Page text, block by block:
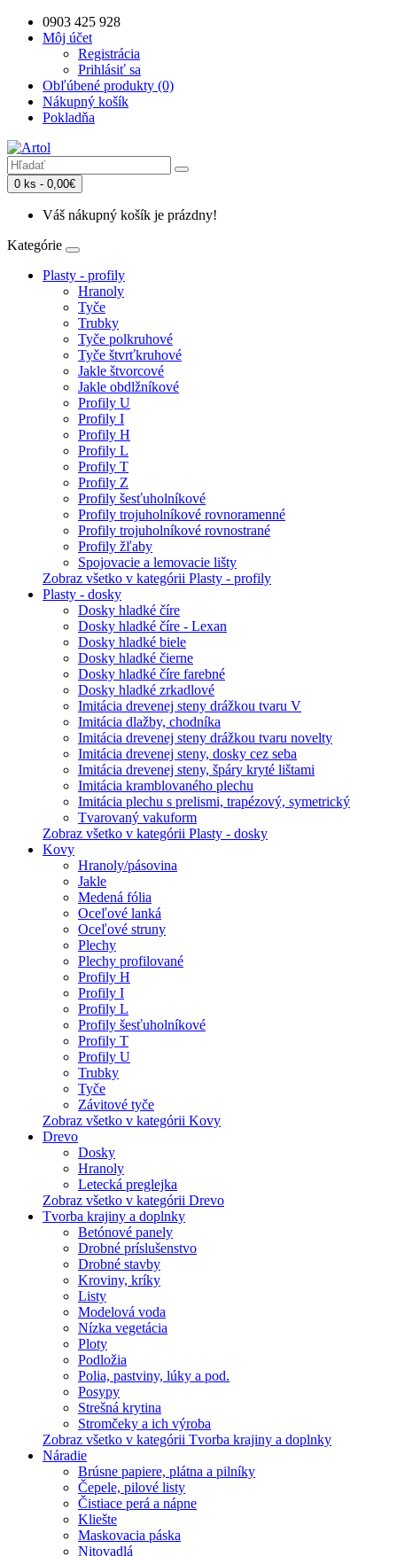
0903 425 928
Môj účet
Registrácia
Prihlásiť sa
Obľúbené produkty (0)
Nákupný košík
Pokladňa
0 ks - 0,00€
Váš nákupný košík je prázdny!
Kategórie
Plasty - profily
Hranoly
Tyče
Trubky
Tyče polkruhové
Tyče štvrťkruhové
Jakle štvorcové
Jakle obdlžníkové
Profily U
Profily I
Profily H
Profily L
Profily T
Profily Z
Profily šesťuholníkové
Profily trojuholníkové rovnoramenné
Profily trojuholníkové rovnostrané
Profily žľaby
Spojovacie a lemovacie lišty
Zobraz všetko v kategórii Plasty - profily
Plasty - dosky
Dosky hladké číre
Dosky hladké číre - Lexan
Dosky hladké biele
Dosky hladké čierne
Dosky hladké číre farebné
Dosky hladké zrkadlové
Imitácia drevenej steny drážkou tvaru V
Imitácia dlažby, chodníka
Imitácia drevenej steny drážkou tvaru novelty
Imitácia drevenej steny, dosky cez seba
Imitácia drevenej steny, špáry kryté lištami
Imitácia kramblovaného plechu
Imitácia plechu s prelismi, trapézový, symetrický
Tvarovaný vakuform
Zobraz všetko v kategórii Plasty - dosky
Kovy
Hranoly/pásovina
Jakle
Medená fólia
Oceľové lanká
Oceľové struny
Plechy
Plechy profilované
Profily H
Profily I
Profily L
Profily šesťuholníkové
Profily T
Profily U
Trubky
Tyče
Závitové tyče
Zobraz všetko v kategórii Kovy
Drevo
Dosky
Hranoly
Letecká preglejka
Zobraz všetko v kategórii Drevo
Tvorba krajiny a doplnky
Betónové panely
Drobné príslušenstvo
Drobné stavby
Kroviny, kríky
Listy
Modelová voda
Nízka vegetácia
Ploty
Podložia
Polia, pastviny, lúky a pod.
Posypy
Strešná krytina
Stromčeky a ich výroba
Zobraz všetko v kategórii Tvorba krajiny a doplnky
Náradie
Brúsne papiere, plátna a pilníky
Čepele, pilové listy
Čistiace perá a nápne
Kliešte
Maskovacia páska
Nitovadlá